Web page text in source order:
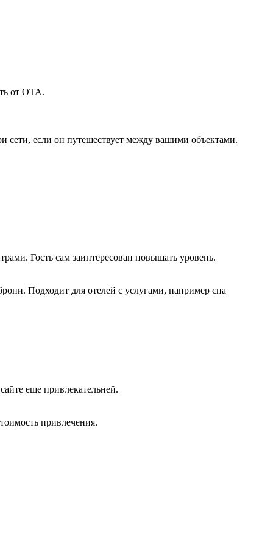
от ОТА.
сети, если он путешествует между вашими объектами.
Гость сам заинтересован повышать уровень.
Подходит для отелей с услугами, например спа
еще привлекательней.
привлечения.